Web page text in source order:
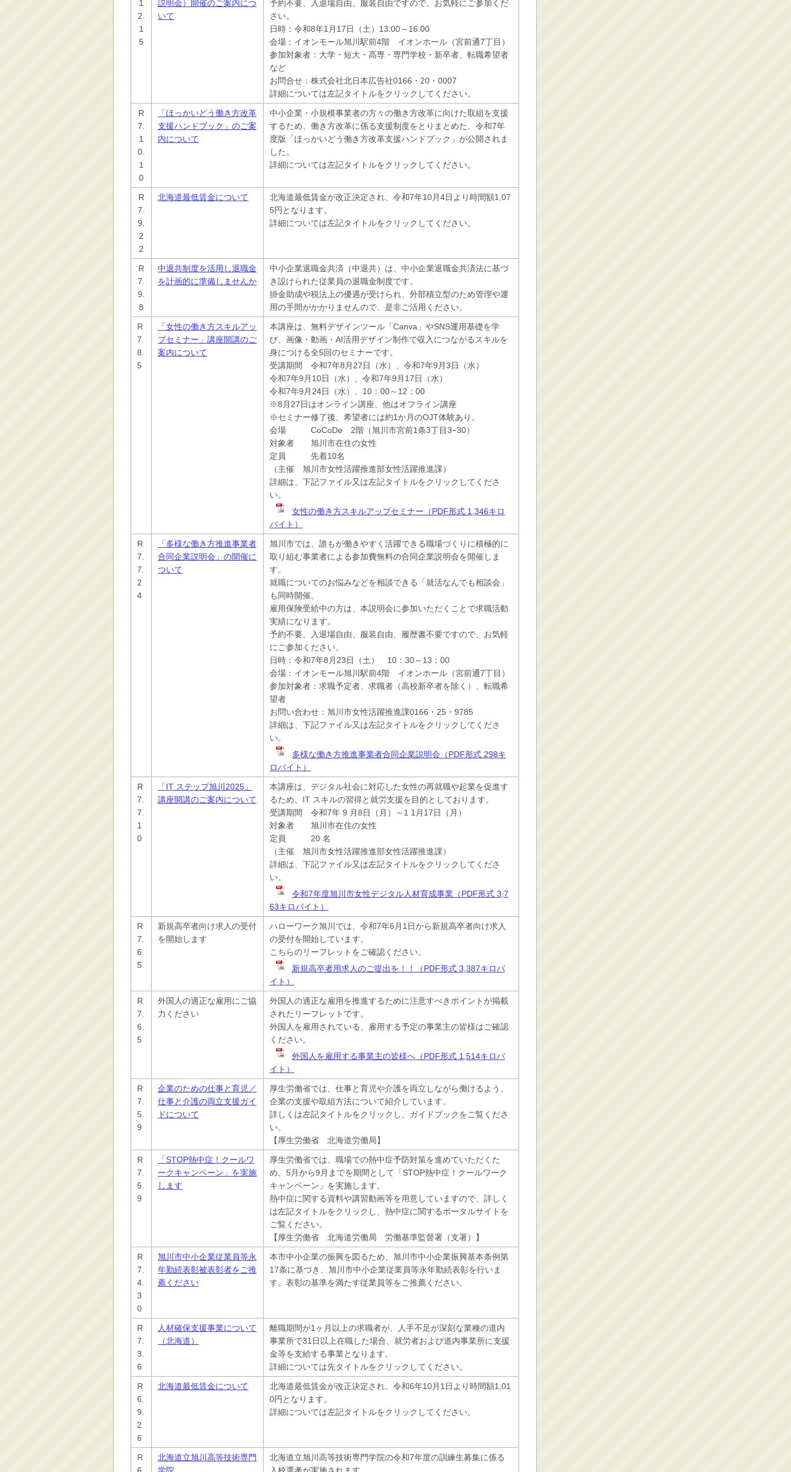
1
2.
1
5
説明会）開催のご案内につ
いて
予約不要、入退場自由、服装自由ですので、お気軽にご参加くだ
さい。
日時：令和8年1月17日（土）13:00～16:00
会場：イオンモール旭川駅前4階 イオンホール（宮前通7丁目）
参加対象者：大学・短大・高専・専門学校・新卒者、転職希望者
など
お問合せ：株式会社北日本広告社0166・20・0007
詳細については左記タイトルをクリックしてください。
R
7.
1
0.
1
0
「ほっかいどう働き方改革
支援ハンドブック」のご案
内について
中小企業・小規模事業者の方々の働き方改革に向けた取組を支援
するため、働き方改革に係る支援制度をとりまとめた、令和7年
度版「ほっかいどう働き方改革支援ハンドブック」が公開されま
した。
詳細については左記タイトルをクリックしてください。
R
7.
9.
2
2
北海道最低賃金について
北海道最低賃金が改正決定され、令和7年10月4日より時間額1,07
5円となります。
詳細については左記タイトルをクリックしてください。
R
7.
9.
8
中退共制度を活用し退職金
を計画的に準備しませんか
中小企業退職金共済（中退共）は、中小企業退職金共済法に基づ
き設けられた従業員の退職金制度です。
掛金助成や税法上の優遇が受けられ、外部積立型のため管理や運
用の手間がかかりませんので、是非ご活用ください。
R
7.
8.
5
「女性の働き方スキルアッ
プセミナー」講座開講のご
案内について
本講座は、無料デザインツール「Canva」やSNS運用基礎を学
び、画像・動画・AI活用デザイン制作で収入につながるスキルを
身につける全5回のセミナーです。
受講期間 令和7年8月27日（水）、令和7年9月3日（水）
令和7年9月10日（水）、令和7年9月17日（水）
令和7年9月24日（水）、10：00～12：00
※8月27日はオンライン講座、他はオフライン講座
※セミナー修了後、希望者には約1か月のOJT体験あり。
会場 CoCoDe 2階（旭川市宮前1条3丁目3−30）
対象者 旭川市在住の女性
定員 先着10名
（主催 旭川市女性活躍推進部女性活躍推進課）
詳細は、下記ファイル又は左記タイトルをクリックしてくださ
い。
女性の働き方スキルアップセミナー（PDF形式 1,346キロ
バイト）
R
7.
7.
2
4
「多様な働き方推進事業者
合同企業説明会」の開催に
ついて
旭川市では、誰もが働きやすく活躍できる職場づくりに積極的に
取り組む事業者による参加費無料の合同企業説明会を開催しま
す。
就職についてのお悩みなどを相談できる「就活なんでも相談会」
も同時開催。
雇用保険受給中の方は、本説明会に参加いただくことで求職活動
実績になります。
予約不要、入退場自由、服装自由、履歴書不要ですので、お気軽
にご参加ください。
日時：令和7年8月23日（土） 10：30～13：00
会場：イオンモール旭川駅前4階 イオンホール（宮前通7丁目）
参加対象者：求職予定者、求職者（高校新卒者を除く）、転職希
望者
お問い合わせ：旭川市女性活躍推進課0166・25・9785
詳細は、下記ファイル又は左記タイトルをクリックしてくださ
い。
多様な働き方推進事業者合同企業説明会（PDF形式 298キ
ロバイト）
R
7.
7.
1
0
「IT ステップ旭川2025」
講座開講のご案内について
本講座は、デジタル社会に対応した女性の再就職や起業を促進す
るため、IT スキルの習得と就労支援を目的としております。
受講期間 令和7年 9 月8日（月）～1 1月17日（月）
対象者 旭川市在住の女性
定員 20 名
（主催 旭川市女性活躍推進部女性活躍推進課）
詳細は、下記ファイル又は左記タイトルをクリックしてくださ
い。
令和7年度旭川市女性デジタル人材育成事業（PDF形式 3,7
63キロバイト）
R
7.
6.
5
新規高卒者向け求人の受付
を開始します
ハローワーク旭川では、令和7年6月1日から新規高卒者向け求人
の受付を開始しています。
こちらのリーフレットをご確認ください。
新規高卒者用求人のご提出を！！（PDF形式 3,387キロバ
イト）
R
7.
6.
5
外国人の適正な雇用にご協
力ください
外国人の適正な雇用を推進するために注意すべきポイントが掲載
されたリーフレットです。
外国人を雇用されている、雇用する予定の事業主の皆様はご確認
ください。
外国人を雇用する事業主の皆様へ（PDF形式 1,514キロバ
イト）
R
7.
5.
9
企業のための仕事と育児／
仕事と介護の両立支援ガイ
ドについて
厚生労働省では、仕事と育児や介護を両立しながら働けるよう、
企業の支援や取組方法について紹介しています。
詳しくは左記タイトルをクリックし、ガイドブックをご覧くださ
い。
【厚生労働省 北海道労働局】
R
7.
5.
9
「STOP熱中症！クールワ
ークキャンペーン」を実施
します
厚生労働省では、職場での熱中症予防対策を進めていただくた
め、5月から9月までを期間として「STOP熱中症！クールワーク
キャンペーン」を実施します。
熱中症に関する資料や講習動画等を用意していますので、詳しく
は左記タイトルをクリックし、熱中症に関するポータルサイトを
ご覧ください。
【厚生労働省 北海道労働局 労働基準監督署（支署）】
R
7.
4.
3
0
旭川市中小企業従業員等永
年勤続表彰被表彰者をご推
薦ください
本市中小企業の振興を図るため、旭川市中小企業振興基本条例第
17条に基づき、旭川市中小企業従業員等永年勤続表彰を行いま
す。表彰の基準を満たす従業員等をご推薦ください。
R
7.
3.
6
人材確保支援事業について
（北海道）
離職期間が1ヶ月以上の求職者が、人手不足が深刻な業種の道内
事業所で31日以上在職した場合、就労者および道内事業所に支援
金等を支給する事業となります。
詳細については先タイトルをクリックしてください。
R
6.
9.
2
6
北海道最低賃金について
北海道最低賃金が改正決定され、令和6年10月1日より時間額1,01
0円となります。
詳細については左記タイトルをクリックしてください。
R
北海道立旭川高等技術専門
北海道立旭川高等技術専門学院の令和7年度の訓練生募集に係る